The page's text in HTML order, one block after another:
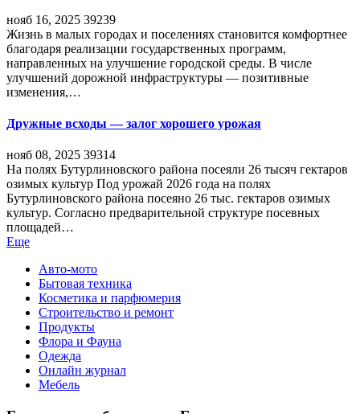
нояб 16, 2025 39239
Жизнь в малых городах и поселениях становится комфортнее
благодаря реализации государственных программ,
направленных на улучшение городской среды. В числе
улучшений дорожной инфраструктуры — позитивные
изменения,…
Дружные всходы — залог хорошего урожая
нояб 08, 2025 39314
На полях Бутурлиновского района посеяли 26 тысяч гектаров
озимых культур Под урожай 2026 года на полях
Бутурлиновского района посеяно 26 тыс. гектаров озимых
культур. Согласно предварительной структуре посевных
площадей…
Еще
Авто-мото
Бытовая техника
Косметика и парфюмерия
Строительство и ремонт
Продукты
Флора и Фауна
Одежда
Онлайн журнал
Мебель